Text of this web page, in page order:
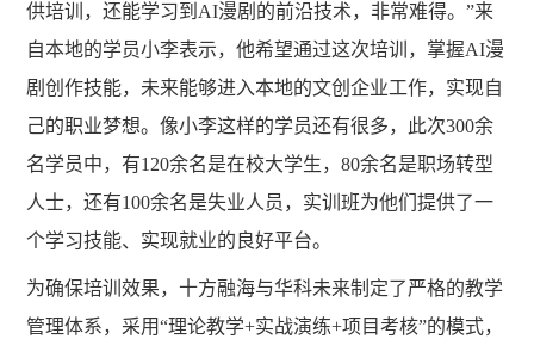
供培训，还能学习到AI漫剧的前沿技术，非常难得。”来
自本地的学员小李表示，他希望通过这次培训，掌握AI漫
剧创作技能，未来能够进入本地的文创企业工作，实现自
己的职业梦想。像小李这样的学员还有很多，此次300余
名学员中，有120余名是在校大学生，80余名是职场转型
人士，还有100余名是失业人员，实训班为他们提供了一
个学习技能、实现就业的良好平台。
为确保培训效果，十方融海与华科未来制定了严格的教学
管理体系，采用“理论教学+实战演练+项目考核”的模式，